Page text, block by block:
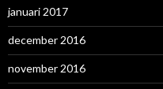
januari 2017
december 2016
november 2016